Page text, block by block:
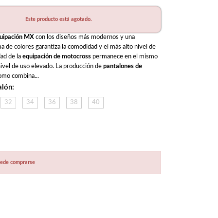
Este producto está agotado.
MX con los diseños más modernos y una
de colores garantiza la comodidad y el más alto nivel de
de la equipación de motocross permanece en el mismo
de uso elevado. La producción de pantalones de
combina...
32 34 36 38 40
comprarse